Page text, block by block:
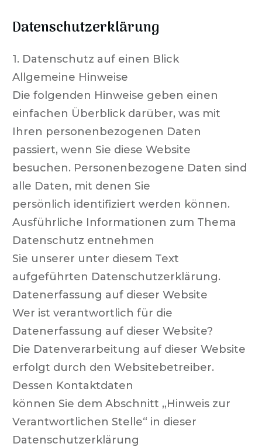
Datenschutz­erklärung
1. Datenschutz auf einen Blick
Allgemeine Hinweise
Die folgenden Hinweise geben einen
einfachen Überblick darüber, was mit
Ihren personenbezogenen Daten
passiert, wenn Sie diese Website
besuchen. Personenbezogene Daten sind
alle Daten, mit denen Sie
persönlich identifiziert werden können.
Ausführliche Informationen zum Thema
Datenschutz entnehmen
Sie unserer unter diesem Text
aufgeführten Datenschutzerklärung.
Datenerfassung auf dieser Website
Wer ist verantwortlich für die
Datenerfassung auf dieser Website?
Die Datenverarbeitung auf dieser Website
erfolgt durch den Websitebetreiber.
Dessen Kontaktdaten
können Sie dem Abschnitt „Hinweis zur
Verantwortlichen Stelle“ in dieser
Datenschutzerklärung